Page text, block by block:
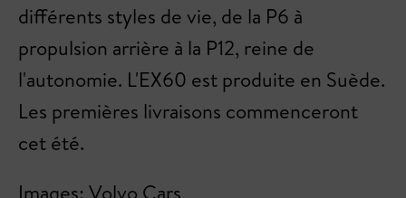
différents styles de vie, de la P6 à
propulsion arrière à la P12, reine de
l'autonomie. L'EX60 est produite en Suède.
Les premières livraisons commenceront
cet été.